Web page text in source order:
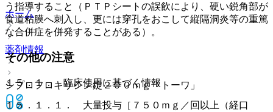
ホーム
薬剤情報
シプロフロキサシン錠２００ｍｇ「トーワ」
う指導すること（ＰＴＰシートの誤飲により、硬い鋭角部が
食道粘膜へ刺入し、更には穿孔をおこして縦隔洞炎等の重篤
な合併症を併発することがある）。
その他の注意
１５．１． 臨床使用に基づく情報
１５．１．１． 大量投与［７５０ｍｇ／回以上（経口